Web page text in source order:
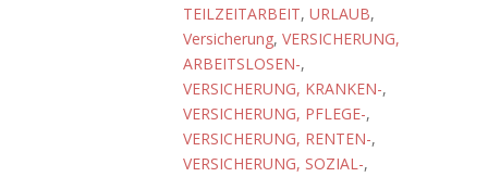
TEILZEITARBEIT, URLAUB,
Versicherung, VERSICHERUNG,
ARBEITSLOSEN-,
VERSICHERUNG, KRANKEN-,
VERSICHERUNG, PFLEGE-,
VERSICHERUNG, RENTEN-,
VERSICHERUNG, SOZIAL-,